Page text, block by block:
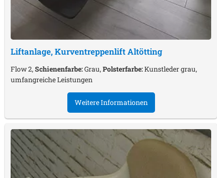
Liftanlage, KurventreppenliftAltötting
Flow 2,Schienenfarbe:Grau,Polsterfarbe:Kunstleder grau,
umfangreiche Leistungen
Weitere Informationen